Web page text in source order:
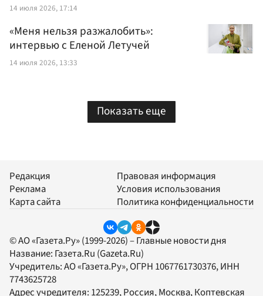
14 июля 2026, 17:14
«Меня нельзя разжалобить»:
интервью с Еленой Летучей
14 июля 2026, 13:33
Показать еще
Редакция
Реклама
Карта сайта
Правовая информация
Условия использования
Политика конфиденциальности
© АО «Газета.Ру» (1999-2026) – Главные новости дня
Название: Газета.Ru (Gazeta.Ru)
Учредитель:АО «Газета.Ру», ОГРН 1067761730376, ИНН
7743625728
Адрес учредителя: 125239, Россия, Москва, Коптевская